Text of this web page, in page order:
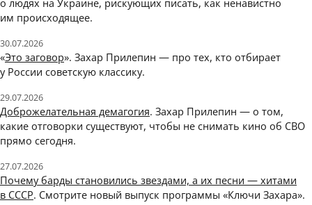
им происходящее.
30.07.2026
«Это заговор». Захар Прилепин — про тех, кто отбирает
у России советскую классику.
29.07.2026
Доброжелательная демагогия. Захар Прилепин — о том,
какие отговорки существуют, чтобы не снимать кино об СВО
прямо сегодня.
27.07.2026
Почему барды становились звездами, а их песни — хитами
в СССР. Смотрите новый выпуск программы «Ключи Захара».